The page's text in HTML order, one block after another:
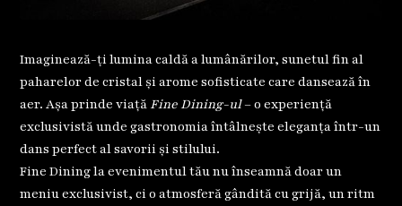
Imaginează-ți lumina caldă a lumânărilor, sunetul fin al
paharelor de cristal și arome sofisticate care dansează în
aer. Așa prinde viațăFine Dining-ul– o experiență
exclusivistă unde gastronomia întâlnește eleganța într-un
dans perfect al savorii și stilului.
Fine Dining la evenimentul tău nu înseamnă doar un
meniu exclusivist, ci o atmosferă gândită cu grijă, un ritm